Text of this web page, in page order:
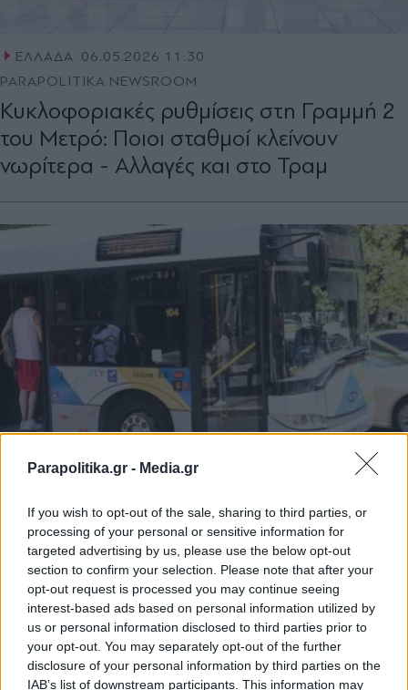
Parapolitika.gr - Media.gr
If you wish to opt-out of the sale, sharing to third parties, or
processing of your personal or sensitive information for
targeted advertising by us, please use the below opt-out
section to confirm your selection. Please note that after your
opt-out request is processed you may continue seeing
interest-based ads based on personal information utilized by
us or personal information disclosed to third parties prior to
your opt-out. You may separately opt-out of the further
disclosure of your personal information by third parties on the
IAB’s list of downstream participants. This information may
ΕΛΛΑΔΑ 06.05.2026 11:30
PARAPOLITIKA NEWSROOM
Κυκλοφοριακές ρυθμίσεις στη Γραμμή 2
του Μετρό: Ποιοι σταθμοί κλείνουν
νωρίτερα - Αλλαγές και στο Τραμ
PARAPOLITIKA NEWSROOM
Λιγότερα ΜΜΜ στην Αθήνα: Πώς
διαμορφώνονται τα θερινά δρομολόγια
από αυτή την εβδομάδα